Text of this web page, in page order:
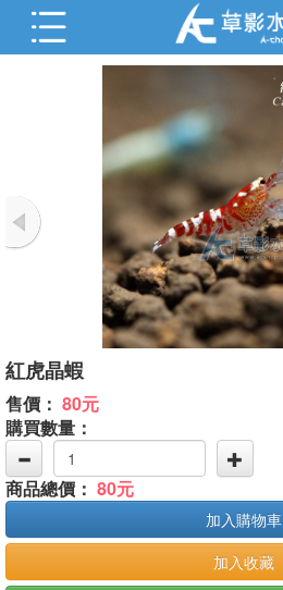
紅虎晶蝦
售價： 80元
購買數量：
商品總價： 80元
加入購物車
加入收藏